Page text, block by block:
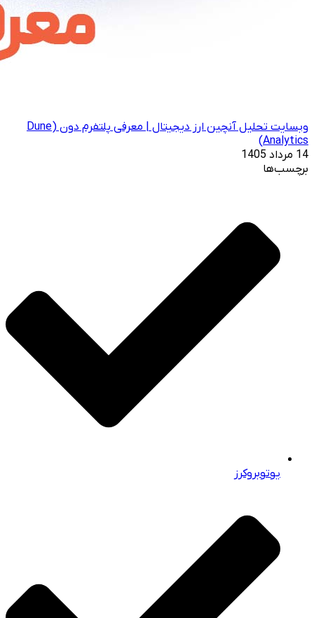
وبسایت تحلیل آنچین ارز دیجیتال | معرفی پلتفرم دون (Dune
Analytics)
14 مرداد 1405
برچسب‌ها
یوتوبروکرز